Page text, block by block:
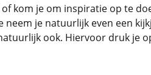
kom je om inspiratie op te
je natuurlijk even een
ook. Hiervoor druk je